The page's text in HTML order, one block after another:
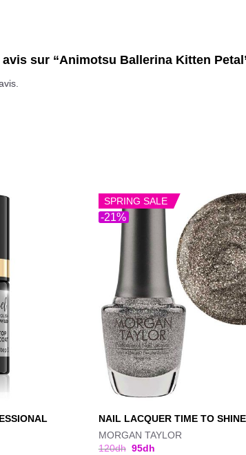
sur “Animotsu Ballerina Kitten
-21%
SPRING SALE
NAIL LACQUER TIME TO SHINE
MORGAN TAYLOR
120dh 95dh